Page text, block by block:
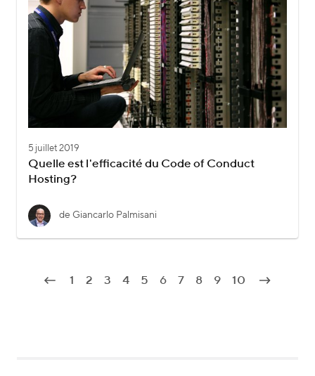
5 juillet 2019
Quelle est l'efficacité du Code of Conduct
Hosting?
de Giancarlo Palmisani
1 2 3 4 5 6 7 8 9 10